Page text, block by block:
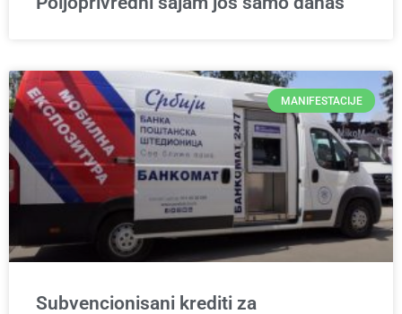
MANIFESTACIJE
Subvencionisani krediti za